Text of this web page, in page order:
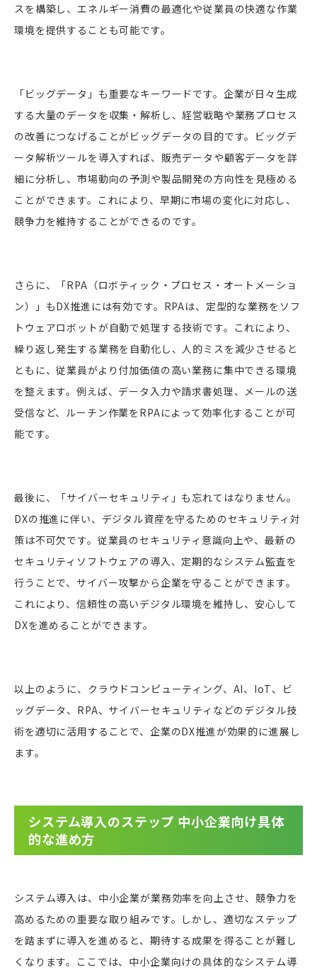
スを構築し、エネルギー消費の最適化や従業員の快適な作業
環境を提供することも可能です。
「ビッグデータ」も重要なキーワードです。企業が日々生成
する大量のデータを収集・解析し、経営戦略や業務プロセス
の改善につなげることがビッグデータの目的です。ビッグデ
ータ解析ツールを導入すれば、販売データや顧客データを詳
細に分析し、市場動向の予測や製品開発の方向性を見極める
ことができます。これにより、早期に市場の変化に対応し、
競争力を維持することができるのです。
さらに、「RPA（ロボティック・プロセス・オートメーショ
ン）」もDX推進には有効です。RPAは、定型的な業務をソフ
トウェアロボットが自動で処理する技術です。これにより、
繰り返し発生する業務を自動化し、人的ミスを減少させると
ともに、従業員がより付加価値の高い業務に集中できる環境
を整えます。例えば、データ入力や請求書処理、メールの送
受信など、ルーチン作業をRPAによって効率化することが可
能です。
最後に、「サイバーセキュリティ」も忘れてはなりません。
DXの推進に伴い、デジタル資産を守るためのセキュリティ対
策は不可欠です。従業員のセキュリティ意識向上や、最新の
セキュリティソフトウェアの導入、定期的なシステム監査を
行うことで、サイバー攻撃から企業を守ることができます。
これにより、信頼性の高いデジタル環境を維持し、安心して
DXを進めることができます。
以上のように、クラウドコンピューティング、AI、IoT、ビ
ッグデータ、RPA、サイバーセキュリティなどのデジタル技
術を適切に活用することで、企業のDX推進が効果的に進展し
ます。
システム導入のステップ 中小企業向け具体
的な進め方
システム導入は、中小企業が業務効率を向上させ、競争力を
高めるための重要な取り組みです。しかし、適切なステップ
を踏まずに導入を進めると、期待する成果を得ることが難し
くなります。ここでは、中小企業向けの具体的なシステム導